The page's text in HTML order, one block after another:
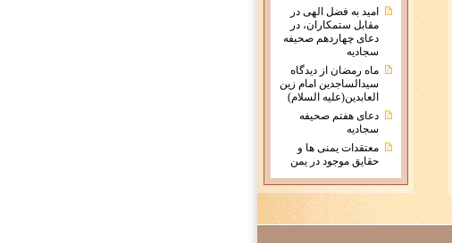
امید به فضل الهی در
مقابل ستمکاران، در
دعای چهاردهم صحیفه
سجادیه
ماه رمضان از دیدگاه
سیدالساجدین امام زین
العابدین(علیه السلام)
دعای هفتم صحیفه
سجادیه
معتقدات يمنی ها و
حقايق موجود در يمن